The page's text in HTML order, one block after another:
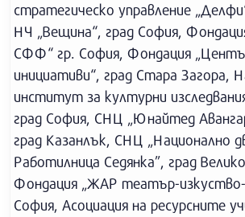
стратегическо управление
НЧ „Вещина“, град София,
СФФ“ гр. София, Фондация
инициативи“, град Стара Загора,
институт за културни
град София, СНЦ „Юнайтед
град Казанлък, СНЦ „Национално
Работилница Седянка”, град
Фондация „ЖАР театър-изкуство-
София, Асоциация на ресурсните